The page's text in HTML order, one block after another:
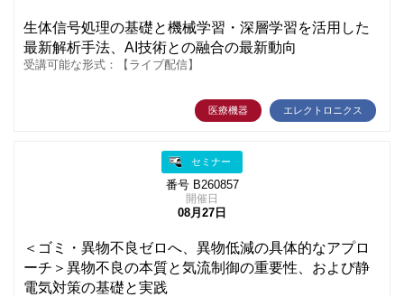
生体信号処理の基礎と機械学習・深層学習を活用した
最新解析手法、AI技術との融合の最新動向
受講可能な形式：【ライブ配信】
医療機器 エレクトロニクス
セミナー
番号 B260857
開催日
08月27日
＜ゴミ・異物不良ゼロへ、異物低減の具体的なアプロ
ーチ＞異物不良の本質と気流制御の重要性、および静
電気対策の基礎と実践